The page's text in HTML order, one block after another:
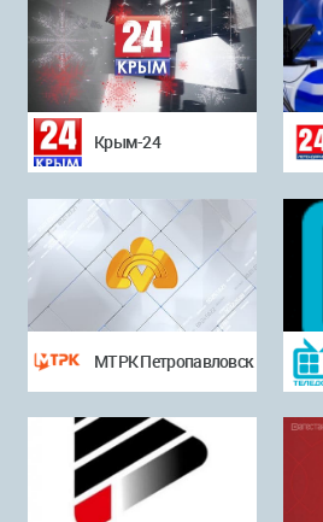
Крым-24
МТРК Петропавловск